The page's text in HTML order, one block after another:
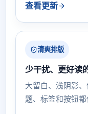
查看更新
清爽排版
少干扰、更好读
大留白、浅阴影
题、标签和按钮都